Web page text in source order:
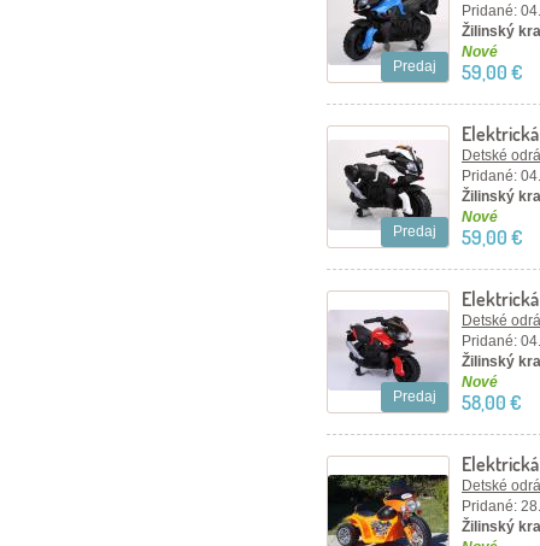
Predaj
Pridané:
Žilinský
Nové
59,00 €
Predaj
Detské
Pridané:
Žilinský
Nové
59,00 €
Predaj
Detské
Pridané:
Žilinský
Nové
58,00 €
oranžová
Detské
Pridané:
Žilinský